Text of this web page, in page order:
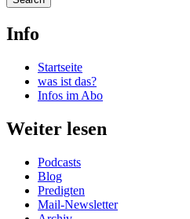
Info
Startseite
was ist das?
Infos im Abo
Weiter lesen
Podcasts
Blog
Predigten
Mail-Newsletter